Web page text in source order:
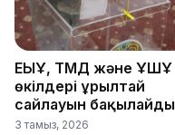
ЕҚЫҰ, ТМД және ҰҚШҰ
өкілдері Құрылтай
сайлауын бақылайды
3 тамыз, 2026